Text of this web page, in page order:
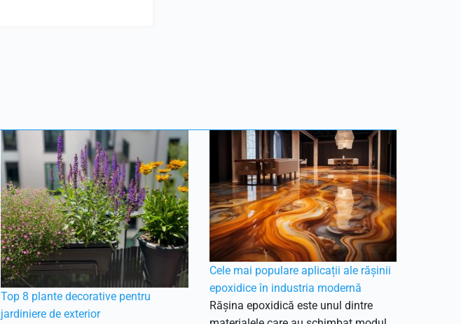
Top 8 plante decorative pentru
jardiniere de exterior
Cele mai populare aplicații ale rășinii
epoxidice în industria modernă
Rășina epoxidică este unul dintre